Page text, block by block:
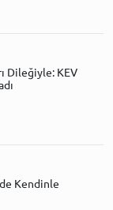
Dileğiyle: KEV
Kendinle